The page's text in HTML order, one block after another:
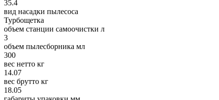
35.4
вид насадки пылесоса
Турбощетка
объем станции самоочистки л
3
объем пылесборника мл
300
вес нетто кг
14.07
вес брутто кг
18.05